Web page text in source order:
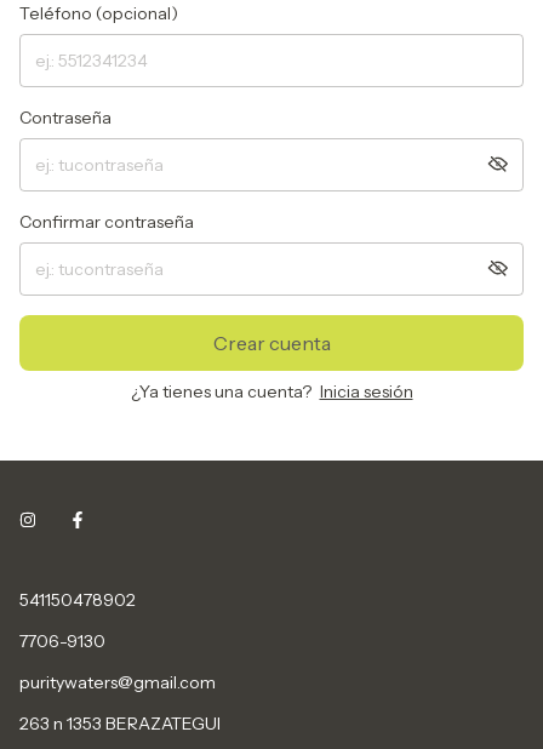
Teléfono (opcional)
Contraseña
Confirmar contraseña
Crear cuenta
¿Ya tienes una cuenta? Inicia sesión
541150478902
7706-9130
puritywaters@gmail.com
263 n 1353 BERAZATEGUI